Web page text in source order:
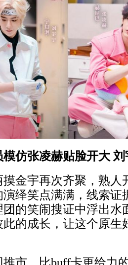
模仿张凌赫贴脸开大
宇再次齐聚，熟人
演绎笑点满满，线索
团的笑闹搜证中浮出
此的成长，让这个原